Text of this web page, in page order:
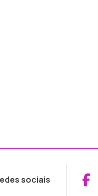
sociais